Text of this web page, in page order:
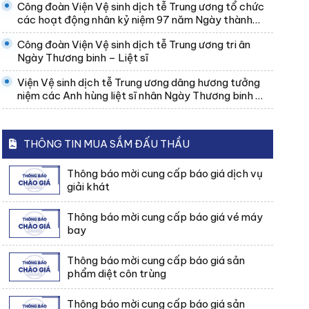
Công đoàn Viện Vệ sinh dịch tễ Trung ương tổ chức
các hoạt động nhân kỷ niệm 97 năm Ngày thành
lập Công đoàn Việt Nam
Công đoàn Viện Vệ sinh dịch tễ Trung ương tri ân
Ngày Thương binh – Liệt sĩ
Viện Vệ sinh dịch tễ Trung ương dâng hương tưởng
niệm các Anh hùng liệt sĩ nhân Ngày Thương binh –
Liệt sĩ 27/7
THÔNG TIN MUA SẮM ĐẤU THẦU
Thông báo mời cung cấp báo giá dịch vụ
giải khát
Thông báo mời cung cấp báo giá vé máy
bay
Thông báo mời cung cấp báo giá sản
phẩm diệt côn trùng
Thông báo mời cung cấp báo giá sản